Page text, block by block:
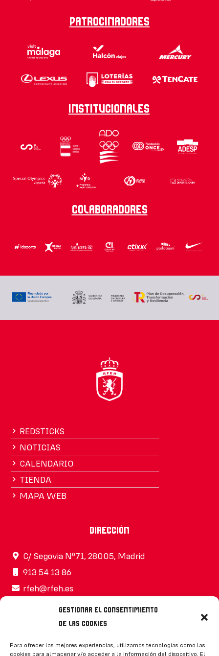
Gestionar el consentimiento
de las cookies
Para ofrecer las mejores experiencias, utilizamos tecnologías como las
cookies para almacenar y/o acceder a la información del dispositivo. El
Patrocinadores
Institucionales
Colaboradores
REDSTICKS
NOTICIAS
CALENDARIO
TIENDA
MAPA WEB
Dirección
C/ Segovia Nº71, 28005, Madrid
913 54 13 86
rfeh@rfeh.es
Síguenos